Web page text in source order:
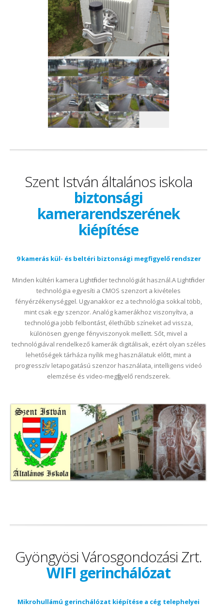
Szent István általános iskola
biztonsági
kamerarendszerének
kiépítése
9 kamerás kül- és beltéri biztonsági megfigyelő rendszer
Minden kültéri kamera Lightfinder technológiát használ.A Lightfinder
technológia egyesíti a CMOS szenzort a kivételes
fényérzékenységgel. Ugyanakkor ez a technológia sokkal több,
mint csak egy szenzor. Analóg kamerákhoz viszonyítva, a
technológia jobb felbontást, élethűbb színeket ad vissza,
különösen gyenge fényviszonyok mellett. Sőt, mivel a
technológiával rendelkező kamerák digitálisak, ezért olyan széles
lehetőségek tárháza nyílik meg használatuk előtt, mint a
progresszív letapogatású szenzor használata, intelligens videó
elemzése és video-megfigyelő rendszerek.
Gyöngyösi Városgondozási Zrt.
WIFI gerinchálózat
Mikrohullámú gerinchálózat kiépítése a cég telephelyei